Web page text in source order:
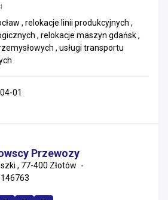
, relokacje linii produkcyjnych ,
, relokacje maszyn gdańsk ,
, usługi transportu
01
Przewozy
, 77-400 Złotów